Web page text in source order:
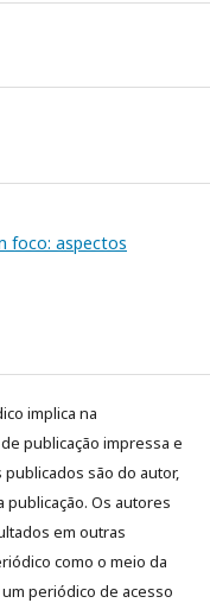
foco: aspectos
implica na
publicação impressa e
são do autor,
Os autores
em outras
como o meio da
periódico de acesso